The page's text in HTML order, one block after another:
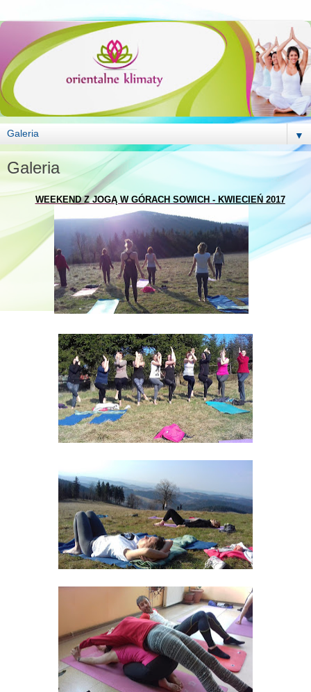
▼
Galeria
WEEKEND Z JOGĄ W GÓRACH SOWICH -KWIECIEŃ 2017